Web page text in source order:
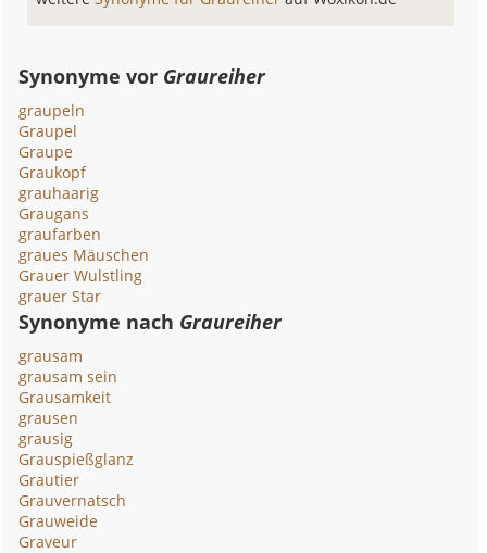
Synonyme vor Graureiher
graupeln
Graupel
Graupe
Graukopf
grauhaarig
Graugans
graufarben
graues Mäuschen
Grauer Wulstling
grauer Star
Synonyme nach Graureiher
grausam
grausam sein
Grausamkeit
grausen
grausig
Grauspießglanz
Grautier
Grauvernatsch
Grauweide
Graveur